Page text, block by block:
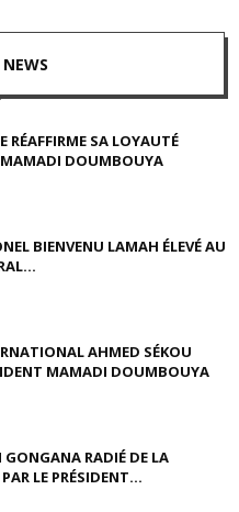
RÉAFFIRME SA LOYAUTÉ
MAMADI DOUMBOUYA
BIENVENU LAMAH ÉLEVÉ AU
AHMED SÉKOU
MAMADI DOUMBOUYA
GONGANA RADIÉ DE LA
LE PRÉSIDENT...